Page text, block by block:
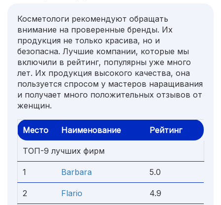
Косметологи рекомендуют обращать
внимание на проверенные бренды. Их
продукция не только красива, но и
безопасна. Лучшие компании, которые мы
включили в рейтинг, популярны уже много
лет. Их продукция высокого качества, она
пользуется спросом у мастеров наращивания
и получает много положительных отзывов от
женщин.
Место Наименование Рейтинг
ТОП-9 лучших фирм
1 Barbara 5.0
2 Flario 4.9